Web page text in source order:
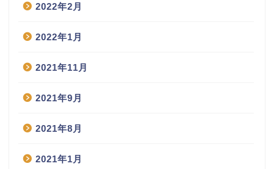
2022年2月
2022年1月
2021年11月
2021年9月
2021年8月
2021年1月